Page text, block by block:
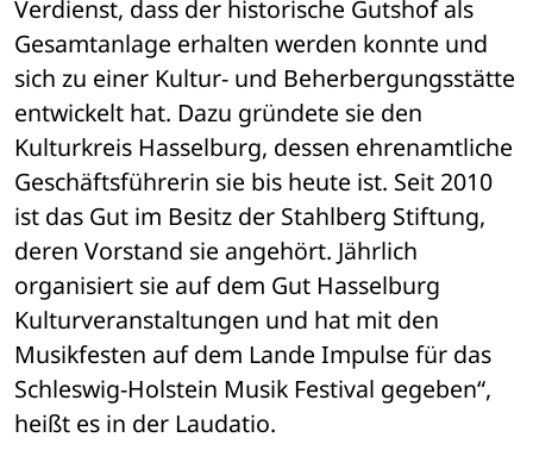
Verdienst, dass der historische Gutshof als
Gesamtanlage erhalten werden konnte und
sich zu einer Kultur- und Beherbergungsstätte
entwickelt hat. Dazu gründete sie den
Kulturkreis Hasselburg, dessen ehrenamtliche
Geschäftsführerin sie bis heute ist. Seit 2010
ist das Gut im Besitz der Stahlberg Stiftung,
deren Vorstand sie angehört. Jährlich
organisiert sie auf dem Gut Hasselburg
Kulturveranstaltungen und hat mit den
Musikfesten auf dem Lande Impulse für das
Schleswig-Holstein Musik Festival gegeben“,
heißt es in der Laudatio.